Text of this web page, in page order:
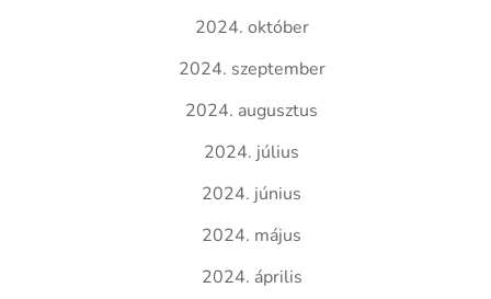
2024. október
2024. szeptember
2024. augusztus
2024. július
2024. június
2024. május
2024. április